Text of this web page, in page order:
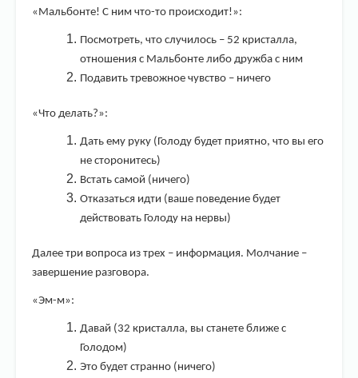
«Мальбонте! С ним что-то происходит!»:
Посмотреть, что случилось – 52 кристалла,
отношения с Мальбонте либо дружба с ним
Подавить тревожное чувство – ничего
«Что делать?»:
Дать ему руку (Голоду будет приятно, что вы его
не сторонитесь)
Встать самой (ничего)
Отказаться идти (ваше поведение будет
действовать Голоду на нервы)
Далее три вопроса из трех – информация. Молчание –
завершение разговора.
«Эм-м»:
Давай (32 кристалла, вы станете ближе с
Голодом)
Это будет странно (ничего)